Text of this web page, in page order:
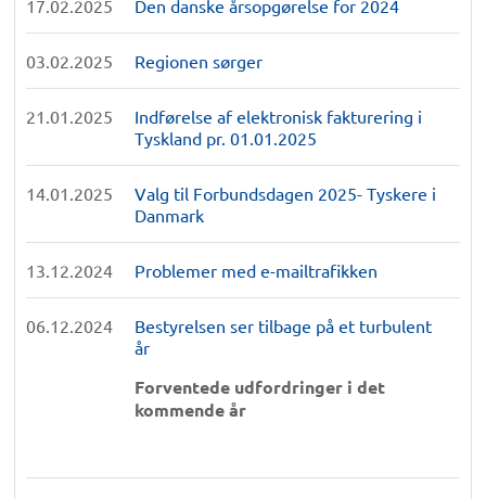
17.02.2025 Den danske årsopgørelse for 2024
03.02.2025 Regionen sørger
21.01.2025
Indførelse af elektronisk fakturering i
Tyskland pr. 01.01.2025
14.01.2025
Valg til Forbundsdagen 2025- Tyskere i
Danmark
13.12.2024 Problemer med e-mailtrafikken
06.12.2024
Bestyrelsen ser tilbage på et turbulent
år
Forventede udfordringer i det
kommende år